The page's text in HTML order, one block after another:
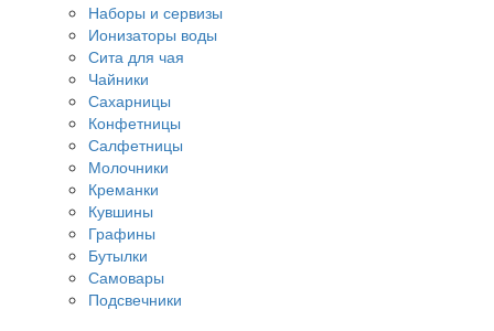
Наборы и сервизы
Ионизаторы воды
Сита для чая
Чайники
Сахарницы
Конфетницы
Салфетницы
Молочники
Креманки
Кувшины
Графины
Бутылки
Самовары
Подсвечники